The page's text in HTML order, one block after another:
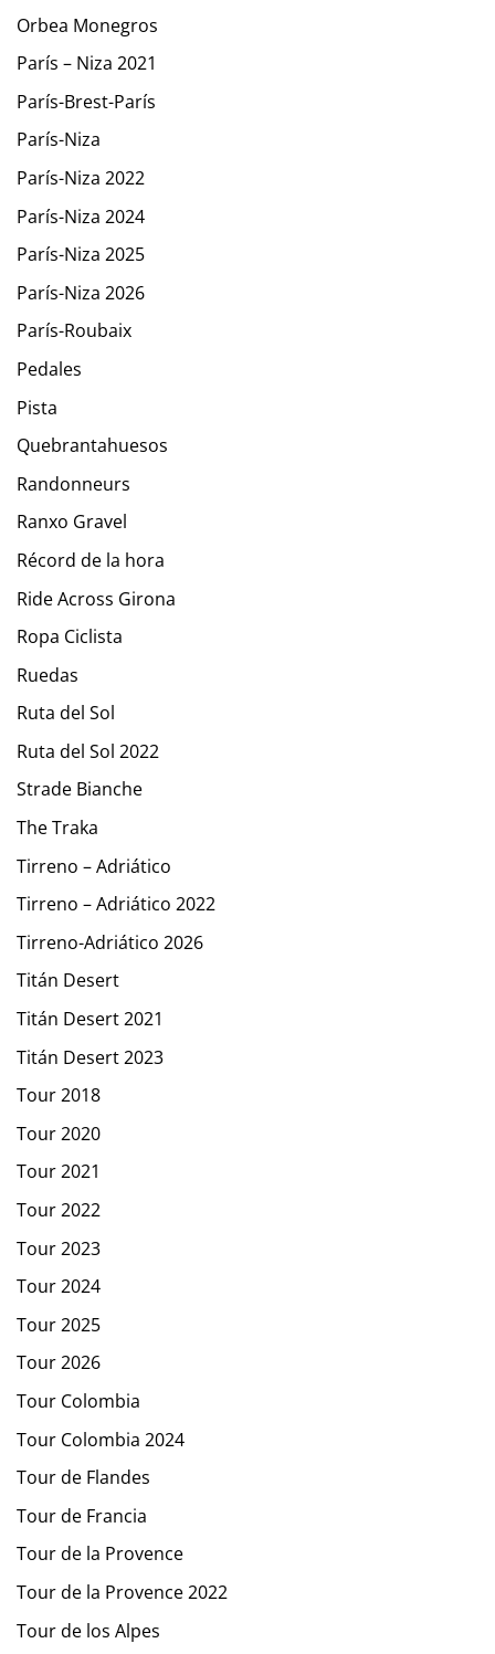
Orbea Monegros
París – Niza 2021
París-Brest-París
París-Niza
París-Niza 2022
París-Niza 2024
París-Niza 2025
París-Niza 2026
París-Roubaix
Pedales
Pista
Quebrantahuesos
Randonneurs
Ranxo Gravel
Récord de la hora
Ride Across Girona
Ropa Ciclista
Ruedas
Ruta del Sol
Ruta del Sol 2022
Strade Bianche
The Traka
Tirreno – Adriático
Tirreno – Adriático 2022
Tirreno-Adriático 2026
Titán Desert
Titán Desert 2021
Titán Desert 2023
Tour 2018
Tour 2020
Tour 2021
Tour 2022
Tour 2023
Tour 2024
Tour 2025
Tour 2026
Tour Colombia
Tour Colombia 2024
Tour de Flandes
Tour de Francia
Tour de la Provence
Tour de la Provence 2022
Tour de los Alpes